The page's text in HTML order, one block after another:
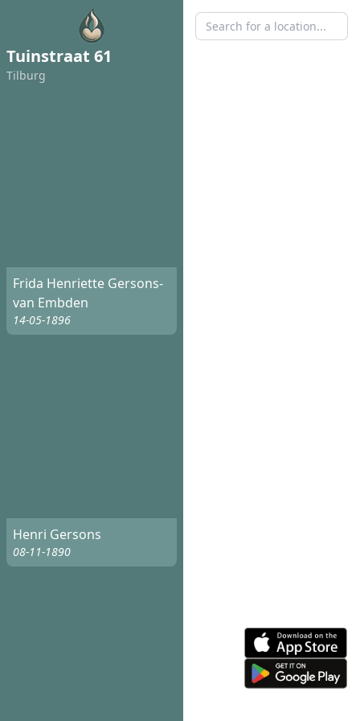
Tuinstraat 61
Tilburg
Frida Henriette Gersons-
van Embden
14-05-1896
Henri Gersons
08-11-1890